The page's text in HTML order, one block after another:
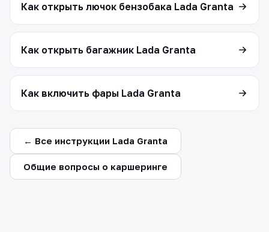
Как открыть лючок бензобака Lada Granta
Как открыть багажник Lada Granta
Как включить фары Lada Granta
← Все инструкции Lada Granta
Общие вопросы о каршеринге